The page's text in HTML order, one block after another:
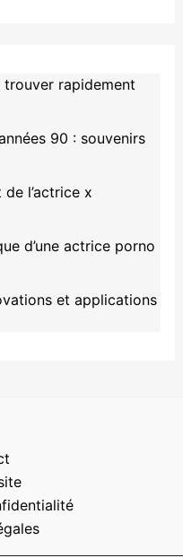
rapidement
90 : souvenirs
l’actrice x
d’une actrice porno
et applications